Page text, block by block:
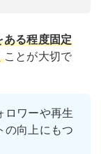
ある程度固定
ことが大切で
ロワーや再生
の向上にもつ